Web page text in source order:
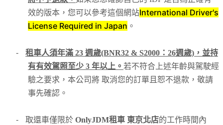
效的版本，您可以參考這個網站International Driver's
License Required in Japan 。
-
租車人須年滿 23 週歲(BNR32 & S2000：26週歲)，並持
有有效駕照至少 3 年以上。 若不符合上述年齡與駕駛經
驗之要求，本公司將 取消您的訂單且恕不退款，敬請
事先確認。
- 取還車僅限於 OnlyJDM租車 東京北店的工作時間內